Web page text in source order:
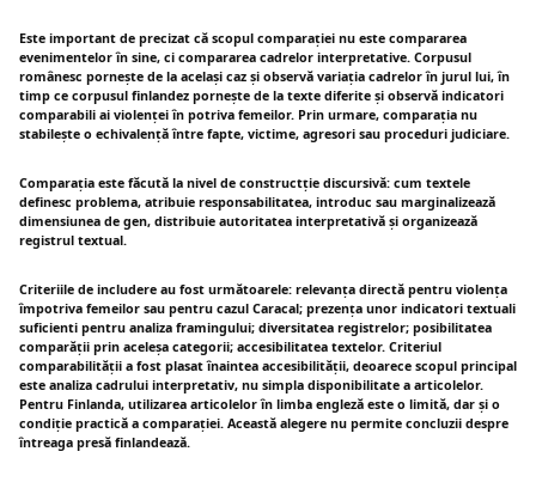
Este important de precizat că scopul comparației nu este compararea
evenimentelor în sine, ci compararea cadrelor interpretative. Corpusul
românesc pornește de la același caz și observă variația cadrelor în jurul lui, în
timp ce corpusul finlandez pornește de la texte diferite și observă indicatori
comparabili ai violenței în potriva femeilor. Prin urmare, comparația nu
stabilește o echivalență între fapte, victime, agresori sau proceduri judiciare.
Comparația este făcută la nivel de constructție discursivă: cum textele
definesc problema, atribuie responsabilitatea, introduc sau marginalizează
dimensiunea de gen, distribuie autoritatea interpretativă și organizează
registrul textual.
Criteriile de includere au fost următoarele: relevanța directă pentru violența
împotriva femeilor sau pentru cazul Caracal; prezența unor indicatori textuali
suficienti pentru analiza framingului; diversitatea registrelor; posibilitatea
comparății prin aceleșa categorii; accesibilitatea textelor. Criteriul
comparabilității a fost plasat înaintea accesibilității, deoarece scopul principal
este analiza cadrului interpretativ, nu simpla disponibilitate a articolelor.
Pentru Finlanda, utilizarea articolelor în limba engleză este o limită, dar și o
condiție practică a comparației. Această alegere nu permite concluzii despre
întreaga presă finlandează.